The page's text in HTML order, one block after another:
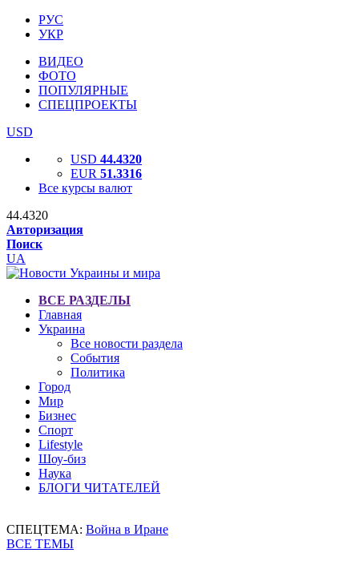
РУС
УКР
ВИДЕО
ФОТО
ПОПУЛЯРНЫЕ
СПЕЦПРОЕКТЫ
USD
USD 44.4320
EUR 51.3316
Все курсы валют
44.4320
Авторизация
Поиск
UA
ВСЕ РАЗДЕЛЫ
Главная
Украина
Все новости раздела
События
Политика
Город
Мир
Бизнес
Спорт
Lifestyle
Шоу-биз
Наука
БЛОГИ ЧИТАТЕЛЕЙ
СПЕЦТЕМА: Война в Иране
ВСЕ ТЕМЫ